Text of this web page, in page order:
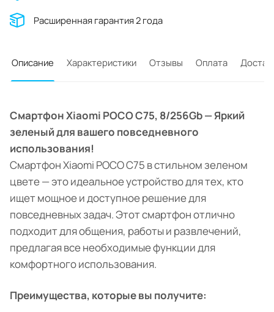
Расширенная гарантия 2 года
Описание Характеристики Отзывы Оплата
Смартфон Xiaomi POCO C75, 8/256Gb — Яркий
зеленый для вашего повседневного
использования!
Смартфон Xiaomi POCO C75 в стильном зеленом
цвете — это идеальное устройство для тех, кто
ищет мощное и доступное решение для
повседневных задач. Этот смартфон отлично
подходит для общения, работы и развлечений,
предлагая все необходимые функции для
комфортного использования.
Преимущества, которые вы получите: